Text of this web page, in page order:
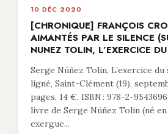
10 DÉC 2020
[CHRONIQUE] FRANÇOIS
AIMANTÉS PAR LE SILENCE
NUNEZ TOLIN, L’EXERCICE
Serge Núñez Tolin, L’exercice du
ligné, Saint-Clément (19),
pages, 14 €, ISBN : 978-2-
livre de Serge Núñez Tolin (né
exergue...